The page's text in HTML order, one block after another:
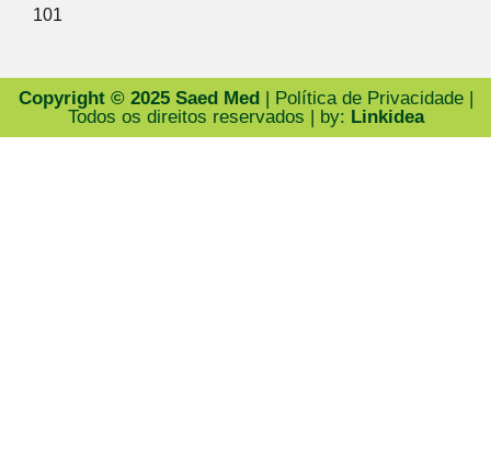
101
Copyright © 2025 Saed Med| Política de Privacidade |
Todos os direitos reservados | by: Linkidea